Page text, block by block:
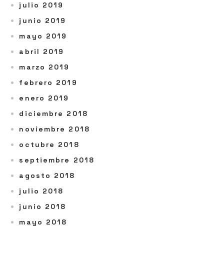
julio 2019
junio 2019
mayo 2019
abril 2019
marzo 2019
febrero 2019
enero 2019
diciembre 2018
noviembre 2018
octubre 2018
septiembre 2018
agosto 2018
julio 2018
junio 2018
mayo 2018